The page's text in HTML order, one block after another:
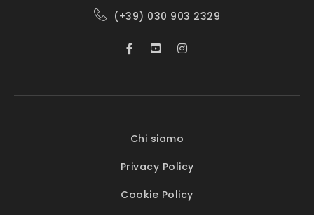
(+39) 030 903 2329
Chi siamo
Privacy Policy
Cookie Policy